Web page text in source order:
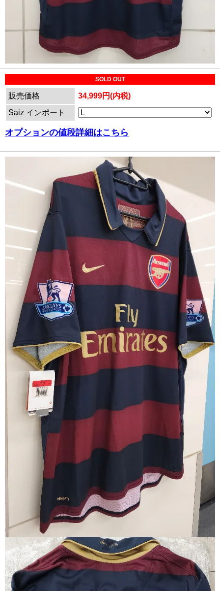
SOLD OUT
販売価格
34,999円(内税)
Saiz インポート
オプションの値段詳細はこちら